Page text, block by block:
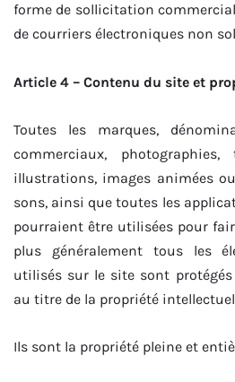
forme de sollicitation
de courriers électroniques non
Article 4 – Contenu du site et
Toutes les marques,
commerciaux, photographies,
illustrations, images animées
sons, ainsi que toutes les
pourraient être utilisées pour
plus généralement tous les
utilisés sur le site sont
au titre de la propriété
Ils sont la propriété pleine et